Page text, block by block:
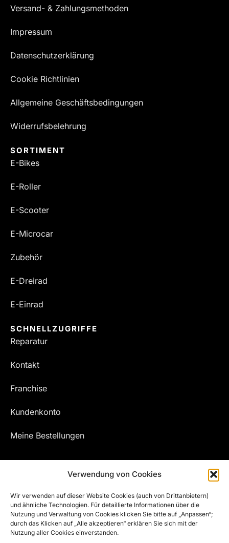
Verwendung von Cookies
Wir verwenden auf dieser Website Cookies (auch von Drittanbietern)
und ähnliche Technologien. Für detaillierte Informationen über die
Nutzung und Verwaltung von Cookies klicken Sie bitte auf „Anpassen“;
durch das Klicken auf „Alle akzeptieren“ erklären Sie sich mit der
Nutzung aller Cookies einverstanden.
Versand- & Zahlungsmethoden
Impressum
Datenschutzerklärung
Cookie Richtlinien
Allgemeine Geschäftsbedingungen
Widerrufsbelehrung
SORTIMENT
E-Bikes
E-Roller
E-Scooter
E-Microcar
Zubehör
E-Dreirad
E-Einrad
SCHNELLZUGRIFFE
Reparatur
Kontakt
Franchise
Kundenkonto
Meine Bestellungen